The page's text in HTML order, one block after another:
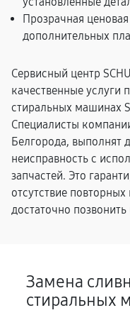
Прозрачная
дополнительных
Сервисный центр
качественные услуги
стиральных машинах
Специалисты
Белгорода, выполнят
неисправность с
запчастей. Это
отсутствие
достаточно позвонить
Замена
стиральных